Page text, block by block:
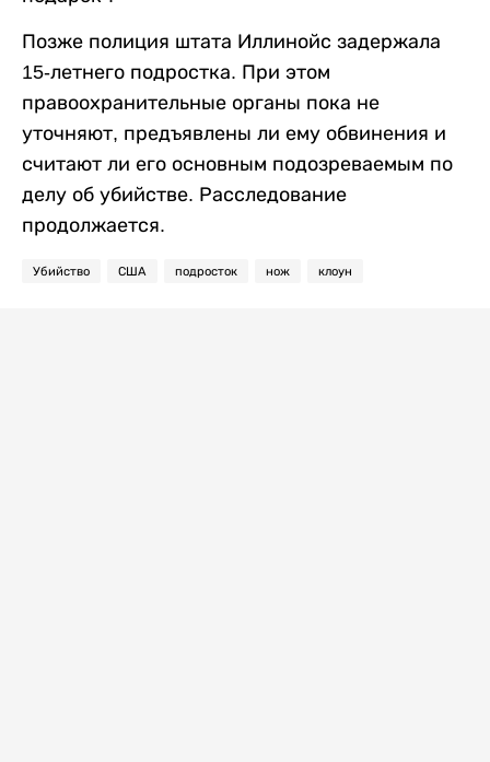
Позже полиция штата Иллинойс задержала
15-летнего подростка. При этом
правоохранительные органы пока не
уточняют, предъявлены ли ему обвинения и
считают ли его основным подозреваемым по
делу об убийстве. Расследование
продолжается.
Убийство США подросток нож клоун